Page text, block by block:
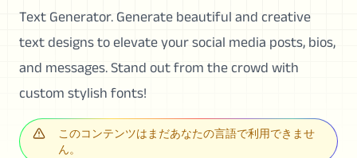
Text Generator. Generate beautiful and creative
text designs to elevate your social media posts, bios,
and messages. Stand out from the crowd with
custom stylish fonts!
このコンテンツはまだあなたの言語で利用できませ
ん。